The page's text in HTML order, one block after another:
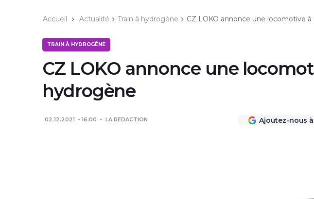
Accueil Actualité Train à hydrogène CZ LOKO annonce une locomotive
TRAIN À HYDROGÈNE
CZ LOKO annonce une
hydrogène
02.12.2021 16:00 LA REDACTION Ajoutez-nous